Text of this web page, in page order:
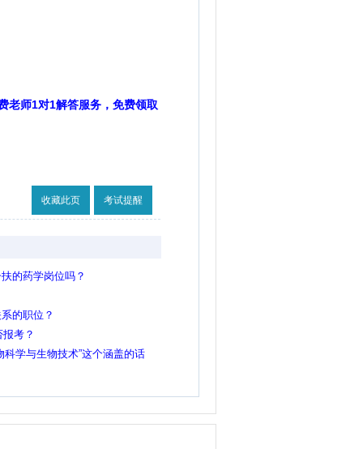
老师1对1解答服务，免费领取
收藏此页 考试提醒
的药学岗位吗？
的职位？
考？
学与生物技术”这个涵盖的话